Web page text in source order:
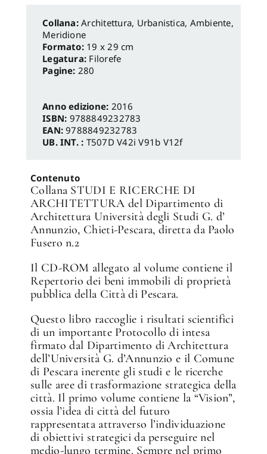
Architettura, Urbanistica, Ambiente,
Meridione
Formato: 19 x 29 cm
Legatura: Filorefe
Pagine: 280
Anno edizione: 2016
ISBN: 9788849232783
EAN:9788849232783
UB. INT. : T507D V42i V91b V12f
Contenuto
Collana STUDI E RICERCHE DI
ARCHITETTURA del Dipartimento di
Architettura Università degli Studi G. d’
Annunzio, Chieti-Pescara, diretta da Paolo
Fusero n.2
Il CD-ROM allegato al volume contiene il
Repertorio dei beni immobili di proprietà
pubblica della Città di Pescara.
Questo libro raccoglie i risultati scientifici
di un importante Protocollo di intesa
firmato dal Dipartimento di Architettura
dell’Università G. d’Annunzio e il Comune
di Pescara inerente gli studi e le ricerche
sulle aree di trasformazione strategica della
città. Il primo volume contiene la “Vision”,
ossia l’idea di città del futuro
rappresentata attraverso l’individuazione
di obiettivi strategici da perseguire nel
medio-lungo termine. Sempre nel primo